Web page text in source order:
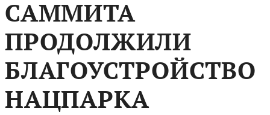
САММИТА
ПРОДОЛЖИЛИ
БЛАГОУСТРОЙСТВО
НАЦПАРКА